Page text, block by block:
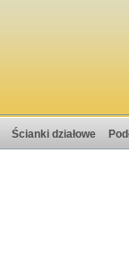
Ścianki działowe